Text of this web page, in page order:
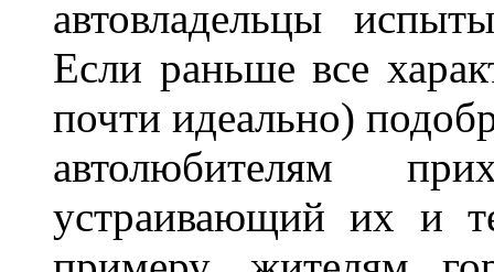
автовладельцы
Если раньше все
почти идеально)
автолюбителям
устраивающий их и